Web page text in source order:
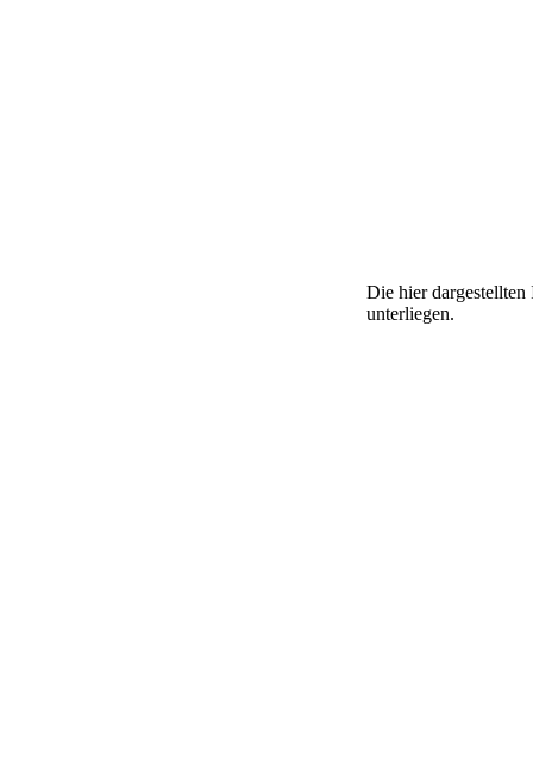
Die hier
unterliegen.